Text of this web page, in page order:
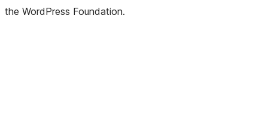
the WordPress Foundation.